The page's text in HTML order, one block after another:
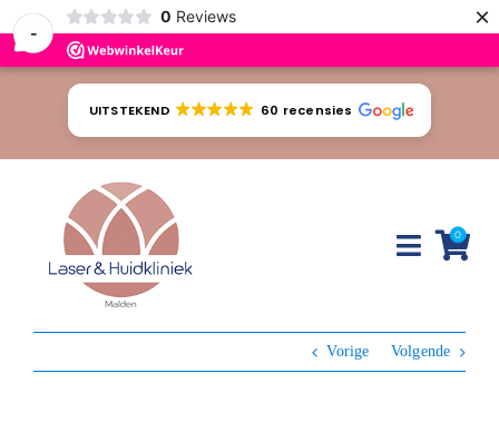
-
0 Reviews ×
UITSTEKEND 60 recensies
Toggle
0
Vorige Volgende